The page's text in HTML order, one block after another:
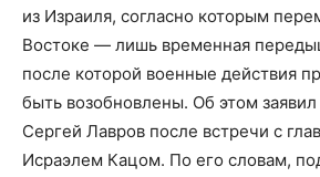
из Израиля, согласно которым
Востоке — лишь временная
после которой военные действия
быть возобновлены. Об этом
Сергей Лавров после встречи с
Исраэлем Кацом. По его словам,